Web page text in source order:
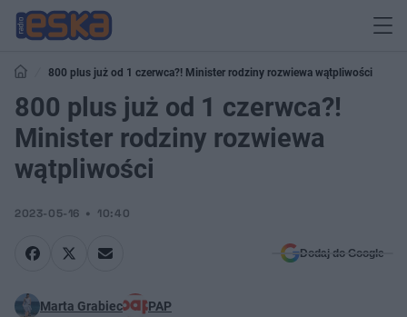
800 plus już od 1 czerwca?! Minister rodziny rozwiewa wątpliwości
800 plus już od 1 czerwca?!
Minister rodziny rozwiewa
wątpliwości
2023-05-16 10:40
Dodaj do Google
Marta Grabiec PAP